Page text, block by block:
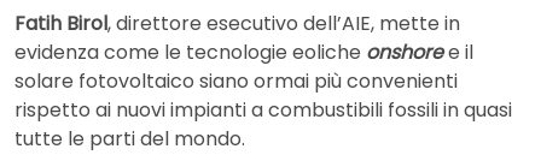
Fatih Birol, direttore esecutivo dell’AIE, mette in
evidenza come le tecnologie eoliche onshoree il
solare fotovoltaico siano ormai più convenienti
rispetto ai nuovi impianti a combustibili fossili in quasi
tutte le parti del mondo.